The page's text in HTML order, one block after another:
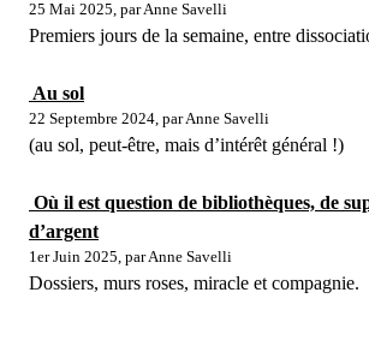
25 Mai 2025, par Anne Savelli
Premiers jours de la semaine, entre
Au sol
22 Septembre 2024, par Anne Savelli
(au sol, peut-être, mais d’intérêt général !)
Où il est question de bibliothèques, de
d’argent
1er Juin 2025, par Anne Savelli
Dossiers, murs roses, miracle et compagnie.